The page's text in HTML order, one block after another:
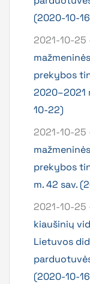
(2020-10-
2021-10-25
prekybos
2020–2021
10-22)
2021-10-25
prekybos
m. 42 sav.
2021-10-25
kiaušinių
Lietuvos
(2020-10-